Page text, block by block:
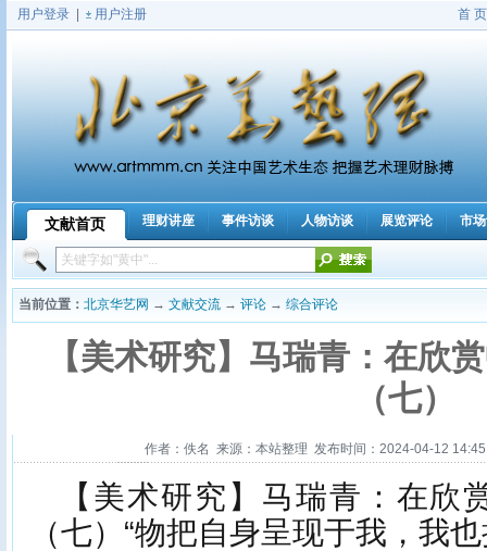
用户登录 用户注册 首 页
文献首页
|
理财讲座
|
事件访谈
|
人物访谈
|
展览评论
|
市
当前位置： 北京华艺网 → 文献交流 → 评论 → 综合评论
【美术研究】马瑞青：在欣
（七）
作者：佚名 来源：本站整理 发布时间：2024-04-12
【美术研究】马瑞青：在欣
（七）“物把自身呈现于我，我